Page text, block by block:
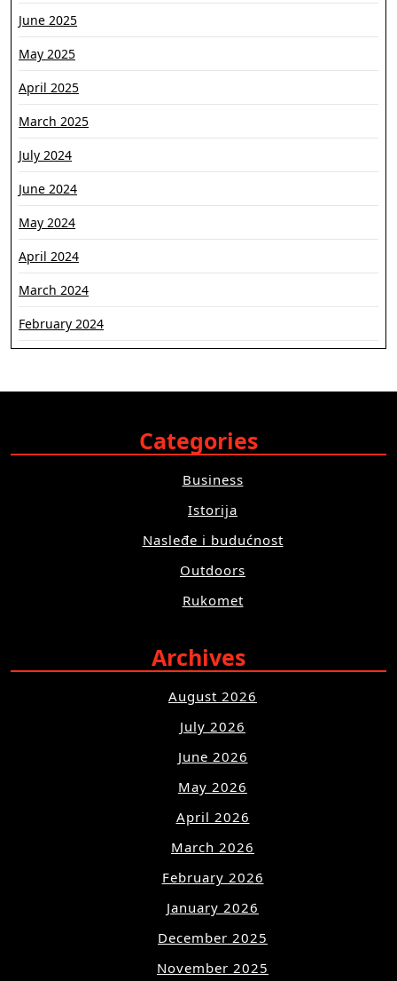
June 2025
May 2025
April 2025
March 2025
July 2024
June 2024
May 2024
April 2024
March 2024
February 2024
Categories
Business
Istorija
Nasleđe i budućnost
Outdoors
Rukomet
Archives
August 2026
July 2026
June 2026
May 2026
April 2026
March 2026
February 2026
January 2026
December 2025
November 2025